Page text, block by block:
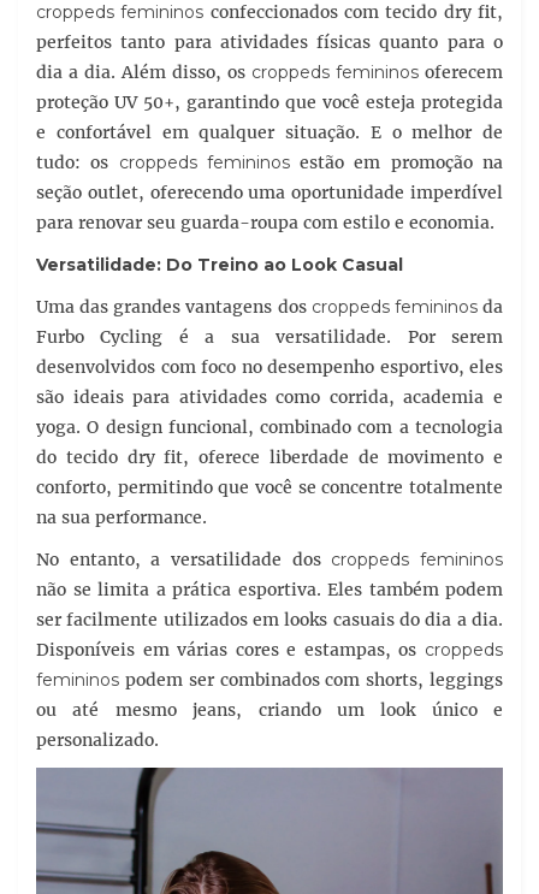
croppeds femininos confeccionados com tecido dry fit,
perfeitos tanto para atividades físicas quanto para o
dia a dia. Além disso, os croppeds femininos oferecem
proteção UV 50+, garantindo que você esteja protegida
e confortável em qualquer situação. E o melhor de
tudo: os croppeds femininosestão em promoção na
seção outlet, oferecendo uma oportunidade imperdível
para renovar seu guarda-roupa com estilo e economia.
Versatilidade: Do Treino ao Look Casual
Uma das grandes vantagens dos croppeds femininosda
Furbo Cycling é a sua versatilidade. Por serem
desenvolvidos com foco no desempenho esportivo, eles
são ideais para atividades como corrida, academia e
yoga. O design funcional, combinado com a tecnologia
do tecido dry fit, oferece liberdade de movimento e
conforto, permitindo que você se concentre totalmente
na sua performance.
No entanto, a versatilidade dos croppeds femininos
não se limita a prática esportiva. Eles também podem
ser facilmente utilizados em looks casuais do dia a dia.
Disponíveis em várias cores e estampas, os croppeds
femininos podem ser combinados com shorts, leggings
ou até mesmo jeans, criando um look único e
personalizado.